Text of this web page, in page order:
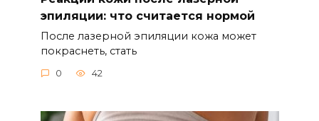
эпиляции: что считается нормой
После лазерной эпиляции кожа может
покраснеть, стать
0 42